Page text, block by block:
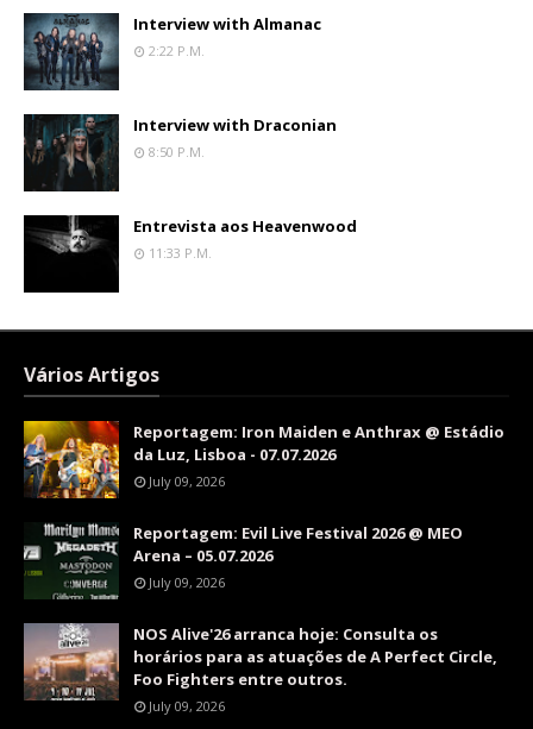
Interview with Almanac
2:22 P.m.
Interview with Draconian
8:50 P.m.
Entrevista aos Heavenwood
11:33 P.m.
Vários Artigos
Reportagem: Iron Maiden e Anthrax @ Estádio
da Luz, Lisboa - 07.07.2026
July 09, 2026
Reportagem: Evil Live Festival 2026 @ MEO
Arena – 05.07.2026
July 09, 2026
NOS Alive'26 arranca hoje: Consulta os
horários para as atuações de A Perfect Circle,
Foo Fighters entre outros.
July 09, 2026